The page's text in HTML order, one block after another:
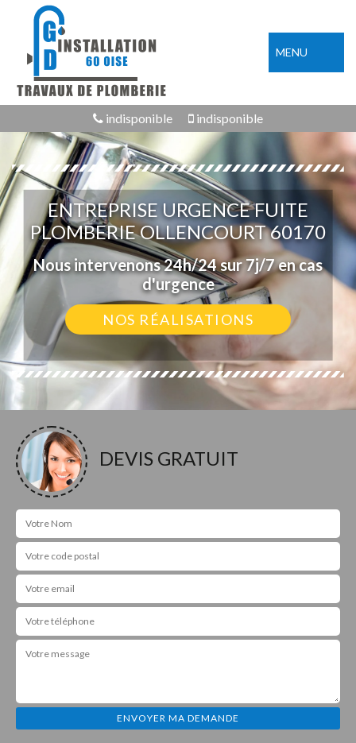
MENU
indisponible indisponible
ENTREPRISE URGENCE FUITE
PLOMBERIE OLLENCOURT 60170
Nous intervenons 24h/24 sur 7j/7 en cas
d'urgence
NOS RÉALISATIONS
DEVIS GRATUIT